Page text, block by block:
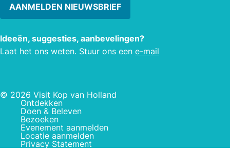
AANMELDEN NIEUWSBRIEF
Ideeën, suggesties, aanbevelingen?
Laat het ons weten. Stuur ons een e-mail
© 2026 Visit Kop van Holland
Ontdekken
Doen & Beleven
Bezoeken
Evenement aanmelden
Locatie aanmelden
Privacy Statement